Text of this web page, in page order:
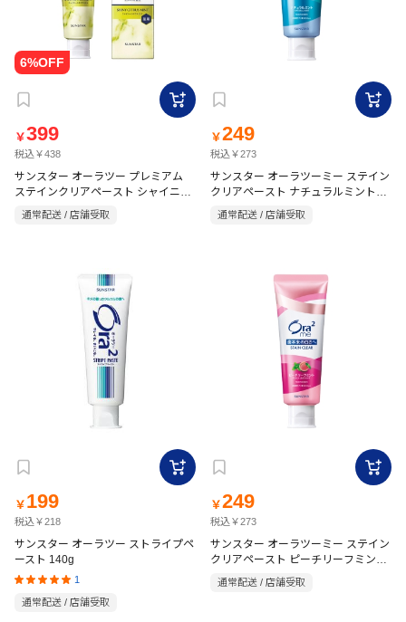
￥399
税込￥438
サンスター オーラツー プレミアム
ステインクリアペースト シャイニー
シトラスミント 100g【医薬部外品】
通常配送 / 店舗受取
￥249
税込￥273
サンスター オーラツーミー ステイン
クリアペースト ナチュラルミント
通常配送 / 店舗受取
￥ 199
税込￥218
サンスター オーラツー ストライプペ
ースト 140g
1
通常配送 / 店舗受取
￥249
税込￥273
サンスター オーラツーミー ステイン
クリアペースト ピーチリーフミント
通常配送 / 店舗受取